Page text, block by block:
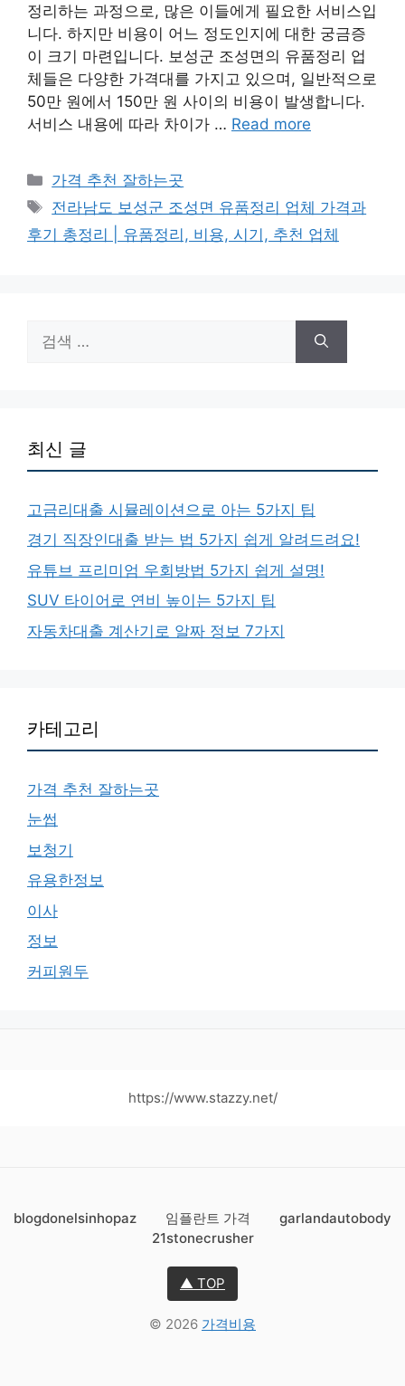
정리하는 과정으로, 많은 이들에게 필요한 서비스입
니다. 하지만 비용이 어느 정도인지에 대한 궁금증
이 크기 마련입니다. 보성군 조성면의 유품정리 업
체들은 다양한 가격대를 가지고 있으며, 일반적으로
50만 원에서 150만 원 사이의 비용이 발생합니다.
서비스 내용에 따라 차이가 … Read more
카
테
리
가격 추천 잘하는곳
태
그
전라남도 보성군 조성면 유품정리 업체 가격과
후기 총정리 | 유품정리, 비용, 시기, 추천 업체
색:
최신 글
고금리대출 시뮬레이션으로 아는 5가지 팁
경기 직장인대출 받는 법 5가지 쉽게 알려드려요!
유튜브 프리미엄 우회방법 5가지 쉽게 설명!
SUV 타이어로 연비 높이는 5가지 팁
자동차대출 계산기로 알짜 정보 7가지
카테고리
가격 추천 잘하는곳
눈썹
보청기
유용한정보
이사
정보
커피원두
https://www.stazzy.net/
blogdonelsinhopaz 임플란트 가격
garlandautobody
21stonecrusher
▲ TOP
© 2026 가격비용